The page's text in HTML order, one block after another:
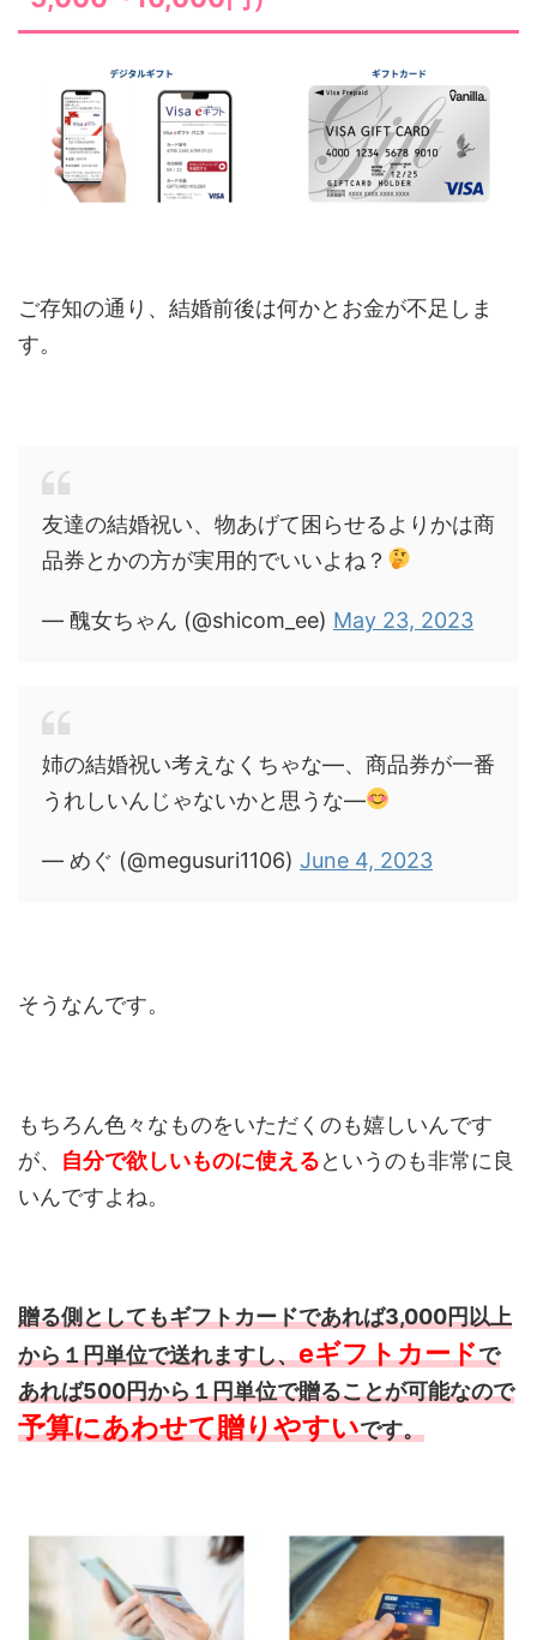
ご存知の通り、結婚前後は何かとお金が不足しま
す。
友達の結婚祝い、物あげて困らせるよりかは商
品券とかの方が実用的でいいよね？
— 醜女ちゃん (@shicom_ee) May 23, 2023
姉の結婚祝い考えなくちゃな―、商品券が一番
うれしいんじゃないかと思うな―
— めぐ (@megusuri1106) June 4, 2023
そうなんです。
もちろん色々なものをいただくのも嬉しいんです
が、 自分で欲しいものに使えるというのも非常に良
いんですよね。
贈る側としてもギフトカードであれば3,000円以上
から１円単位で送れますし、eギフトカードで
あれば500円から１円単位で贈ることが可能なので
予算にあわせて贈りやすいです。